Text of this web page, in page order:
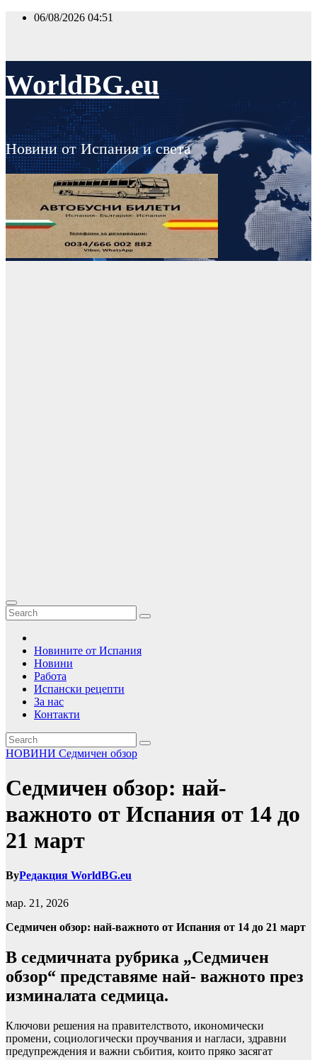
Skip
06/08/2026 04:51
WorldBG.eu
Новини от Испания и света
Новините от Испания
Новини
Работа
Испански рецепти
За нас
Контакти
НОВИНИ Седмичен обзор
Седмичен обзор: най-
важното от Испания от 14 до
21 март
ByРедакция WorldBG.eu
мар. 21, 2026
Седмичен обзор: най-важното от Испания от 14 до 21 март
В седмичната рубрика „Седмичен
обзор“ представяме най- важното през
изминалата седмица.
Ключови решения на правителството, икономически
промени, социологически проучвания и нагласи, здравни
предупреждения и важни събития, които пряко засягат